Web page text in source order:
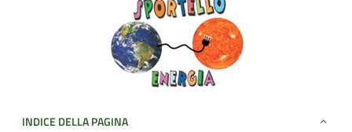
INDICE DELLA PAGINA